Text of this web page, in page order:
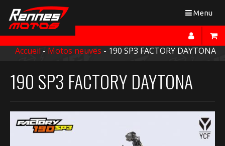
Toggle
Menu
Accueil - Motos neuves - 190 SP3 FACTORY DAYTONA
190 SP3 FACTORY DAYTONA